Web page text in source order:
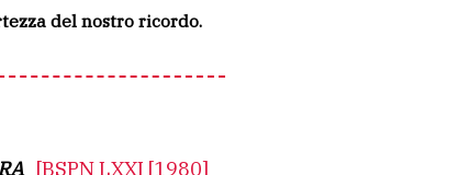
del nostro ricordo.
[BSPN LXXI [1980]